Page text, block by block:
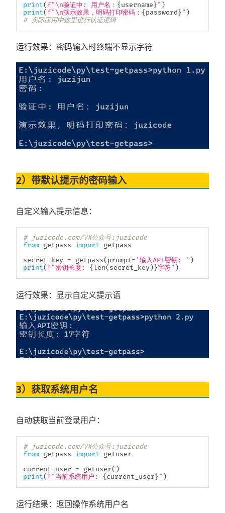
print( f"\n验证中: 用户名： { username }" )
print( f"\n演示效果，明码打印密码： { password }" )
# 实际应用中这里进行认证逻辑
运行效果：密码输入时终端不显示字符
2）带默认提示的密码输入
自定义输入提示信息：
# juzicode.com/VX公众号:juzicode
from getpass import getpass
secret_key = getpass( prompt= '输入API密钥: ' )
print( f"密钥长度: {len( secret_key ) }字符" )
运行效果：显示自定义提示语
3）获取系统用户名
自动获取当前登录用户：
# juzicode.com/VX公众号:juzicode
from getpass import getuser
current_user = getuser( )
print( f"当前系统用户: { current_user }" )
运行结果：返回操作系统用户名